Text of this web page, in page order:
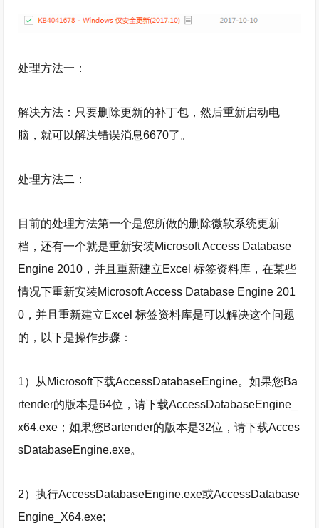
处理方法一：
解决方法：只要删除更新的补丁包，然后重新启动电
脑，就可以解决错误消息6670了。
处理方法二：
目前的处理方法第一个是您所做的删除微软系统更新
档，还有一个就是重新安装Microsoft Access Database
Engine 2010，并且重新建立Excel 标签资料库，在某些
情况下重新安装Microsoft Access Database Engine 201
0，并且重新建立Excel 标签资料库是可以解决这个问题
的，以下是操作步骤：
1）从Microsoft下载AccessDatabaseEngine。如果您Ba
rtender的版本是64位，请下载AccessDatabaseEngine_
x64.exe；如果您Bartender的版本是32位，请下载Acces
sDatabaseEngine.exe。
2）执行AccessDatabaseEngine.exe或AccessDatabase
Engine_X64.exe;